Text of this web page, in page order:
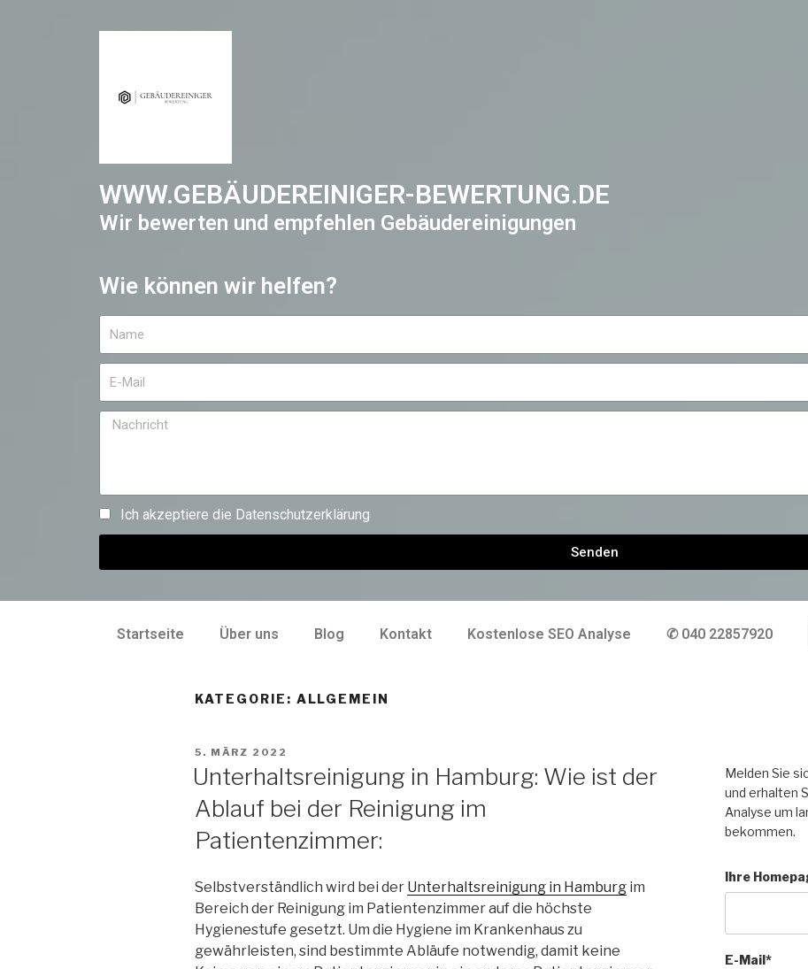
WWW.GEBÄUDEREINIGER-BEWERTUNG.DE
Wir bewerten und empfehlen Gebäudereinigungen
Wie können wir helfen?
Ich akzeptiere die Datenschutzerklärung
Senden
Startseite Über uns Blog Kontakt Kostenlose SEO Analyse ✆ 040 22857920
KATEGORIE: ALLGEMEIN
5. MÄRZ 2022
Unterhaltsreinigung in Hamburg: Wie ist der
Ablauf bei der Reinigung im
Patientenzimmer:
Selbstverständlich wird bei der Unterhaltsreinigung in Hamburg im
Bereich der Reinigung im Patientenzimmer auf die höchste
Hygienestufe gesetzt. Um die Hygiene im Krankenhaus zu
gewährleisten, sind bestimmte Abläufe notwendig, damit keine
Melden Sie
und erhalten
Analyse um
bekommen.
Ihre
E-Mail*